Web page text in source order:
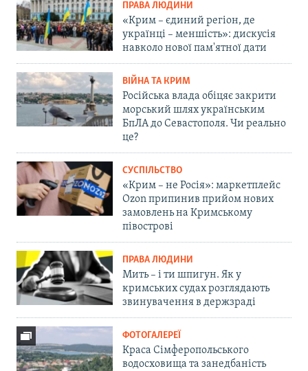
ПРАВА ЛЮДИНИ
«Крим – єдиний регіон, де
українці – меншість»: дискусія
навколо нової пам'ятної дати
ВІЙНА ТА КРИМ
Російська влада обіцяє закрити
морський шлях українським
БпЛА до Севастополя. Чи реально
це?
СУСПІЛЬСТВО
«Крим – не Росія»: маркетплейс
Ozon припинив прийом нових
замовлень на Кримському
півострові
ПРАВА ЛЮДИНИ
Мить – і ти шпигун. Як у
кримських судах розглядають
звинувачення в держзраді
ФОТОГАЛЕРЕЇ
Краса Сімферопольського
водосховища та занедбаність